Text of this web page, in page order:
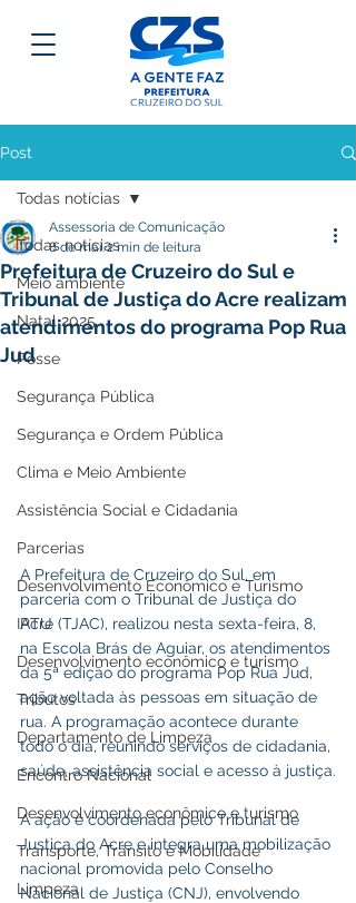
Post
Todas notícias
Meio ambiente
Natal 2025
Posse
Segurança Pública
Segurança e Ordem Pública
Clima e Meio Ambiente
Assistência Social e Cidadania
Parcerias
Desenvolvimento Econômico e Turismo
IPTU
Desenvolvimento econômico e turismo
Tributos
Departamento de Limpeza
Encontro Nacional
Desenvolvimento econômico e turismo
Transporte, Trânsito e Mobilidade
Limpeza
Todas notícias
Prefeitura de Cruzeiro do Sul e
Tribunal de Justiça do Acre realizam
atendimentos do programa Pop Rua
Jud
Assessoria de Comunicação
8 de mai.2 min de leitura
A Prefeitura de Cruzeiro do Sul, em
parceria com o Tribunal de Justiça do
Acre (TJAC), realizou nesta sexta-feira, 8,
na Escola Brás de Aguiar, os atendimentos
da 5ª edição do programa Pop Rua Jud,
ação voltada às pessoas em situação de
rua. A programação acontece durante
todo o dia, reunindo serviços de cidadania,
saúde, assistência social e acesso à justiça.
A ação é coordenada pelo Tribunal de
Justiça do Acre e integra uma mobilização
nacional promovida pelo Conselho
Nacional de Justiça (CNJ), envolvendo